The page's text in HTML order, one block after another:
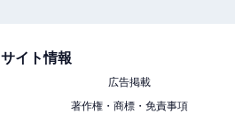
サイト情報
広告掲載
著作権・商標・免責事項